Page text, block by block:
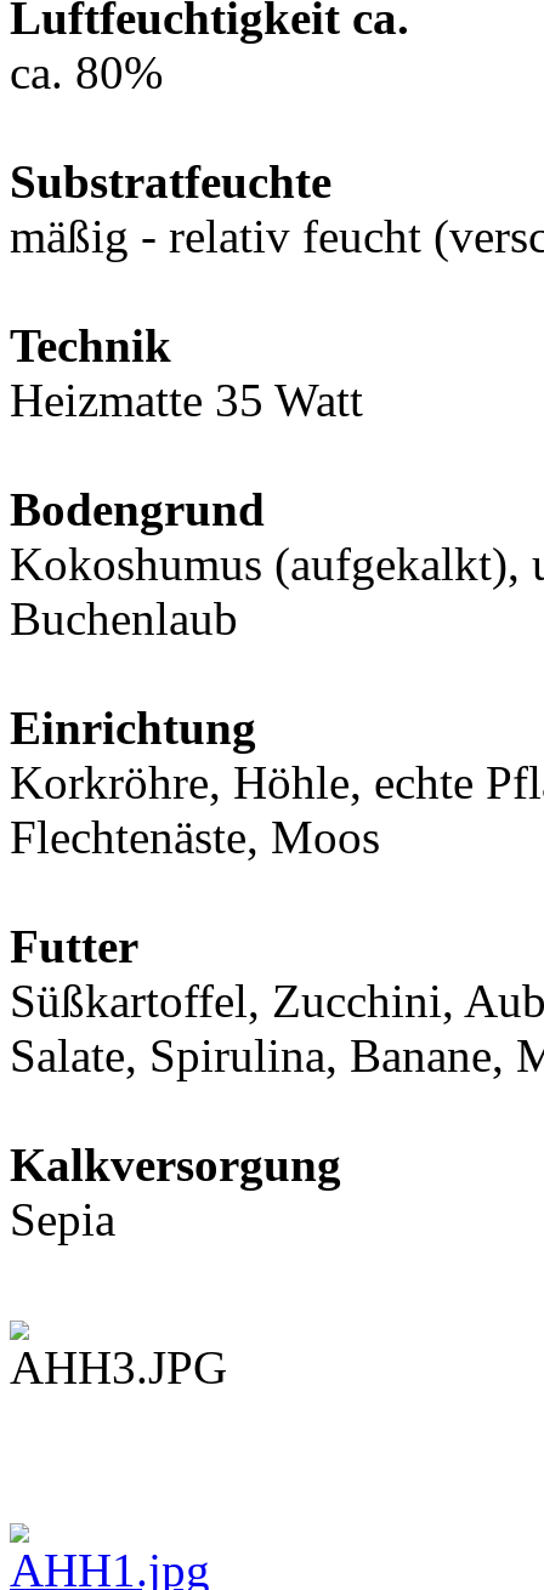
Luftfeuchtigkeit ca.
ca. 80%
Substratfeuchte
mäßig - relativ feucht
Technik
Heizmatte 35 Watt
Bodengrund
Kokoshumus (aufgekalkt),
Buchenlaub
Einrichtung
Korkröhre, Höhle, echte
Flechtenäste, Moos
Futter
Süßkartoffel, Zucchini,
Salate, Spirulina, Banane,
Kalkversorgung
Sepia